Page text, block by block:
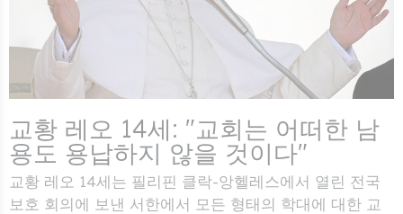
교황 레오 14세: "교회는 어떠한 남
용도 용납하지 않을 것이다"
교황 레오 14세는 필리핀 클락-앙헬레스에서 열린 전국
보호 회의에 보낸 서한에서 모든 형태의 학대에 대한 교